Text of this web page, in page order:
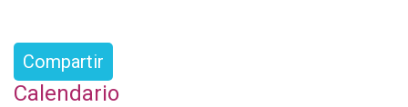
Compartir
Calendario